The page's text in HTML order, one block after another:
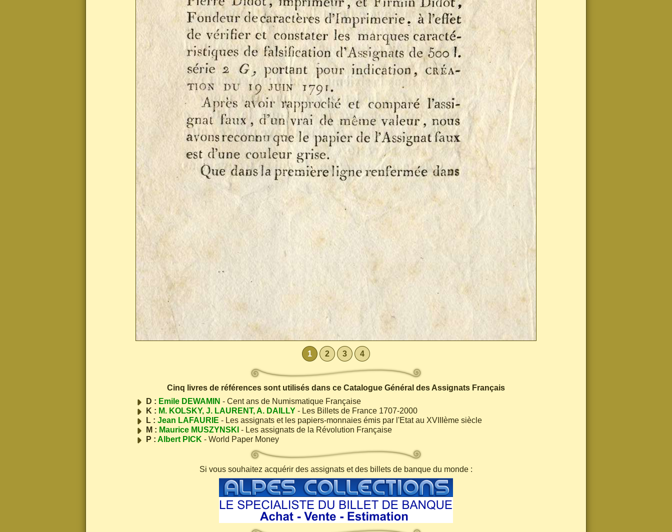
1 2 3 4
Cinq livres de références sont utilisés dans ce Catalogue Général des Assignats Français
D : Emile DEWAMIN - Cent ans de Numismatique Française
K : M. KOLSKY, J. LAURENT, A. DAILLY - Les Billets de France 1707-2000
L : Jean LAFAURIE - Les assignats et les papiers-monnaies émis par l'Etat au XVIIIème siècle
M : Maurice MUSZYNSKI - Les assignats de la Révolution Française
P : Albert PICK - World Paper Money
Si vous souhaitez acquérir des assignats et des billets de banque du monde :